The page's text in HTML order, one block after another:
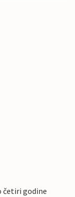
četiri godine